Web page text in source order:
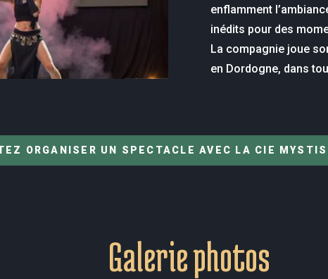
enflamment
inédits pour des
La compagnie joue
en Dordogne, dans
ORGANISER UN SPECTACLE AVEC LA CIE
Galerie photos